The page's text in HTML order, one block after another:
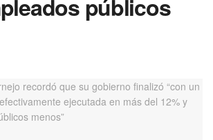
públicos